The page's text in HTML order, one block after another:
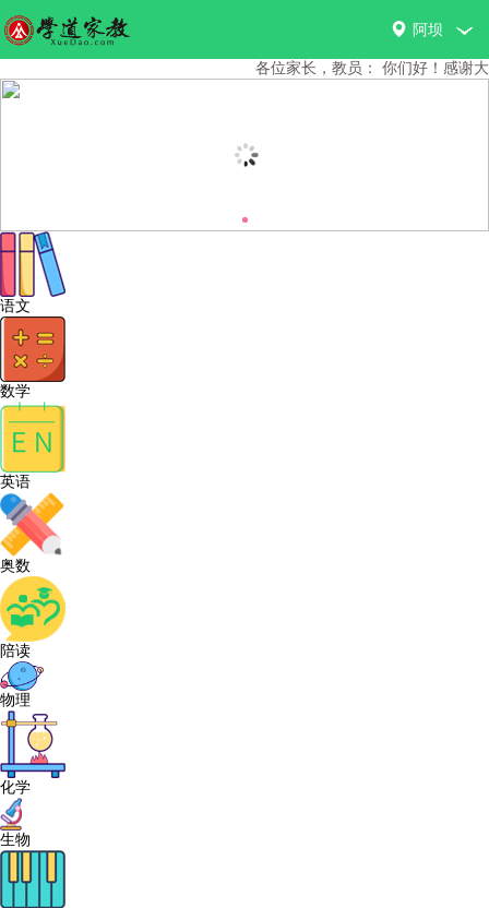
阿坝
各位家长，教员：
语文
数学
英语
奥数
陪读
物理
化学
生物